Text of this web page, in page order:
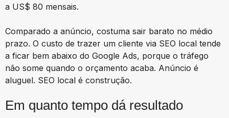
a US$ 80 mensais.
Comparado a anúncio, costuma sair barato no médio
prazo. O custo de trazer um cliente via SEO local tende
a ficar bem abaixo do Google Ads, porque o tráfego
não some quando o orçamento acaba. Anúncio é
aluguel. SEO local é construção.
Em quanto tempo dá resultado